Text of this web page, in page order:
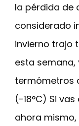
la pérdida de
considerado
invierno trajo
esta semana,
termómetros
(-18°C) Si
ahora